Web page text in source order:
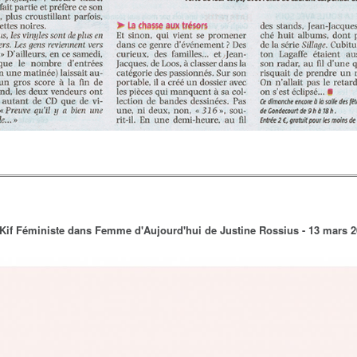
Féministe dans Femme d'Aujourd'hui de Justine Rossius - 13 mars